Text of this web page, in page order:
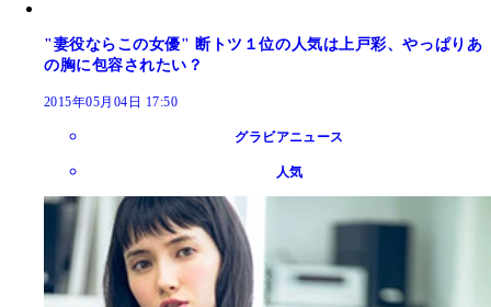
"妻役ならこの女優" 断トツ１位の人気は上戸彩、やっぱりあ
の胸に包容されたい？
2015年05月04日 17:50
グラビアニュース
人気